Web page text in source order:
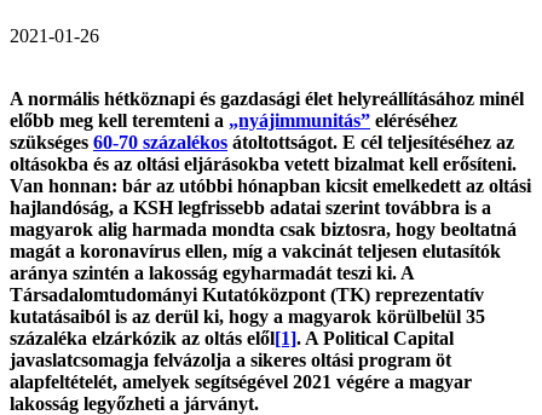
2021-01-26
A normális hétköznapi és gazdasági élet helyreállításához minél
előbb meg kell teremteni a „nyájimmunitás” eléréséhez
szükséges 60-70 százalékos átoltottságot. E cél teljesítéséhez az
oltásokba és az oltási eljárásokba vetett bizalmat kell erősíteni.
Van honnan: bár az utóbbi hónapban kicsit emelkedett az oltási
hajlandóság, a KSH legfrissebb adatai szerint továbbra is a
magyarok alig harmada mondta csak biztosra, hogy beoltatná
magát a koronavírus ellen, míg a vakcinát teljesen elutasítók
aránya szintén a lakosság egyharmadát teszi ki. A
Társadalomtudományi Kutatóközpont (TK) reprezentatív
kutatásaiból is az derül ki, hogy a magyarok körülbelül 35
százaléka elzárkózik az oltás elől[1]. A Political Capital
javaslatcsomagja felvázolja a sikeres oltási program öt
alapfeltételét, amelyek segítségével 2021 végére a magyar
lakosság legyőzheti a járványt.